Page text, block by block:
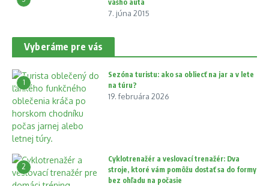
vášho auta
7. júna 2015
Vyberáme pre vás
1
Sezóna turistu: ako sa obliecť na jar a v lete
na túru?
19. februára 2026
2
Cyklotrenažér a veslovací trenažér: Dva
stroje, ktoré vám pomôžu dostať sa do formy
bez ohľadu na počasie